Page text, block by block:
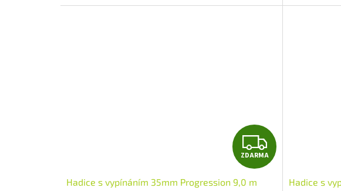
Z
D
ZDARMA
Hadice s vypínáním 35mm Progression 9,0 m Hadice s